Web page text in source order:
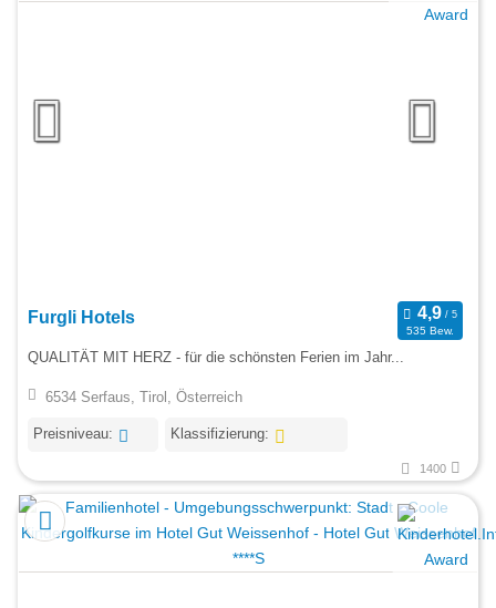
Furgli Hotels
535 Bew.
QUALITÄT MIT HERZ - für die schönsten Ferien im Jahr...
6534 Serfaus, Tirol, Österreich
Preisniveau: Klassifizierung:
1400